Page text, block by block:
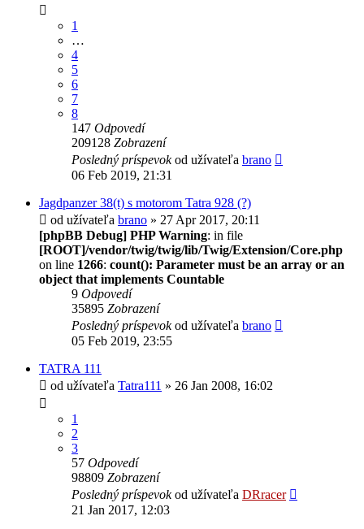
1
…
4
5
6
7
8
147 Odpovedí
209128 Zobrazení
Posledný príspevokod užívateľa brano
06 Feb 2019, 21:31
Jagdpanzer 38(t) s motorom Tatra 928 (?)
od užívateľa brano » 27 Apr 2017, 20:11
[phpBB Debug] PHP Warning: in file
[ROOT]/vendor/twig/twig/lib/Twig/Extension/Core.php
on line 1266: count(): Parameter must be an array or an
object that implements Countable
9 Odpovedí
35895 Zobrazení
Posledný príspevokod užívateľa brano
05 Feb 2019, 23:55
TATRA 111
od užívateľa Tatra111 » 26 Jan 2008, 16:02
1
2
3
57 Odpovedí
98809 Zobrazení
Posledný príspevokod užívateľa DRracer
21 Jan 2017, 12:03